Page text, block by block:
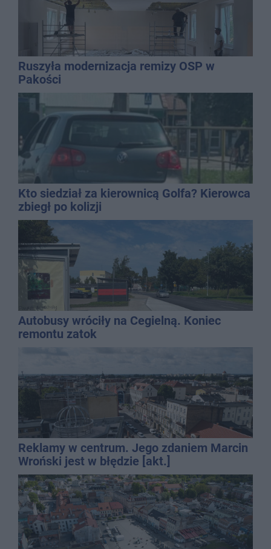
Ruszyła modernizacja remizy OSP w
Pakości
Kto siedział za kierownicą Golfa? Kierowca
zbiegł po kolizji
Autobusy wróciły na Cegielną. Koniec
remontu zatok
Reklamy w centrum. Jego zdaniem Marcin
Wroński jest w błędzie [akt.]